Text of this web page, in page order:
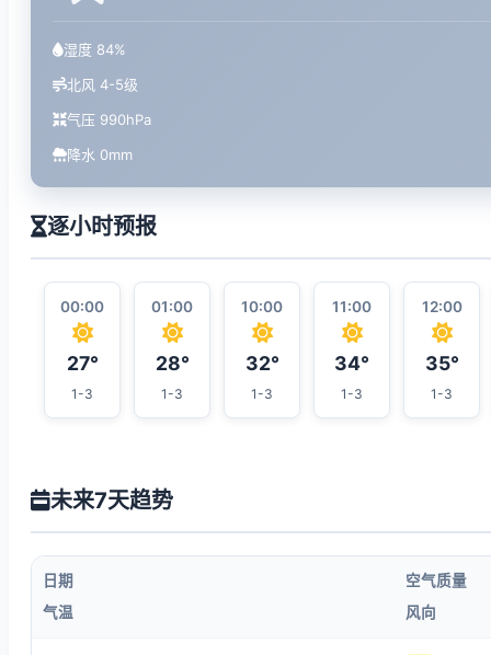
湿度 84%
北风 4-5级
气压 990hPa
降水 0mm
逐小时预报
00:00
27°
1-3
01:00
28°
1-3
10:00
32°
1-3
11:00
34°
1-3
12:00
35°
1-3
未来7天趋势
日期
空气质量
气温
风向